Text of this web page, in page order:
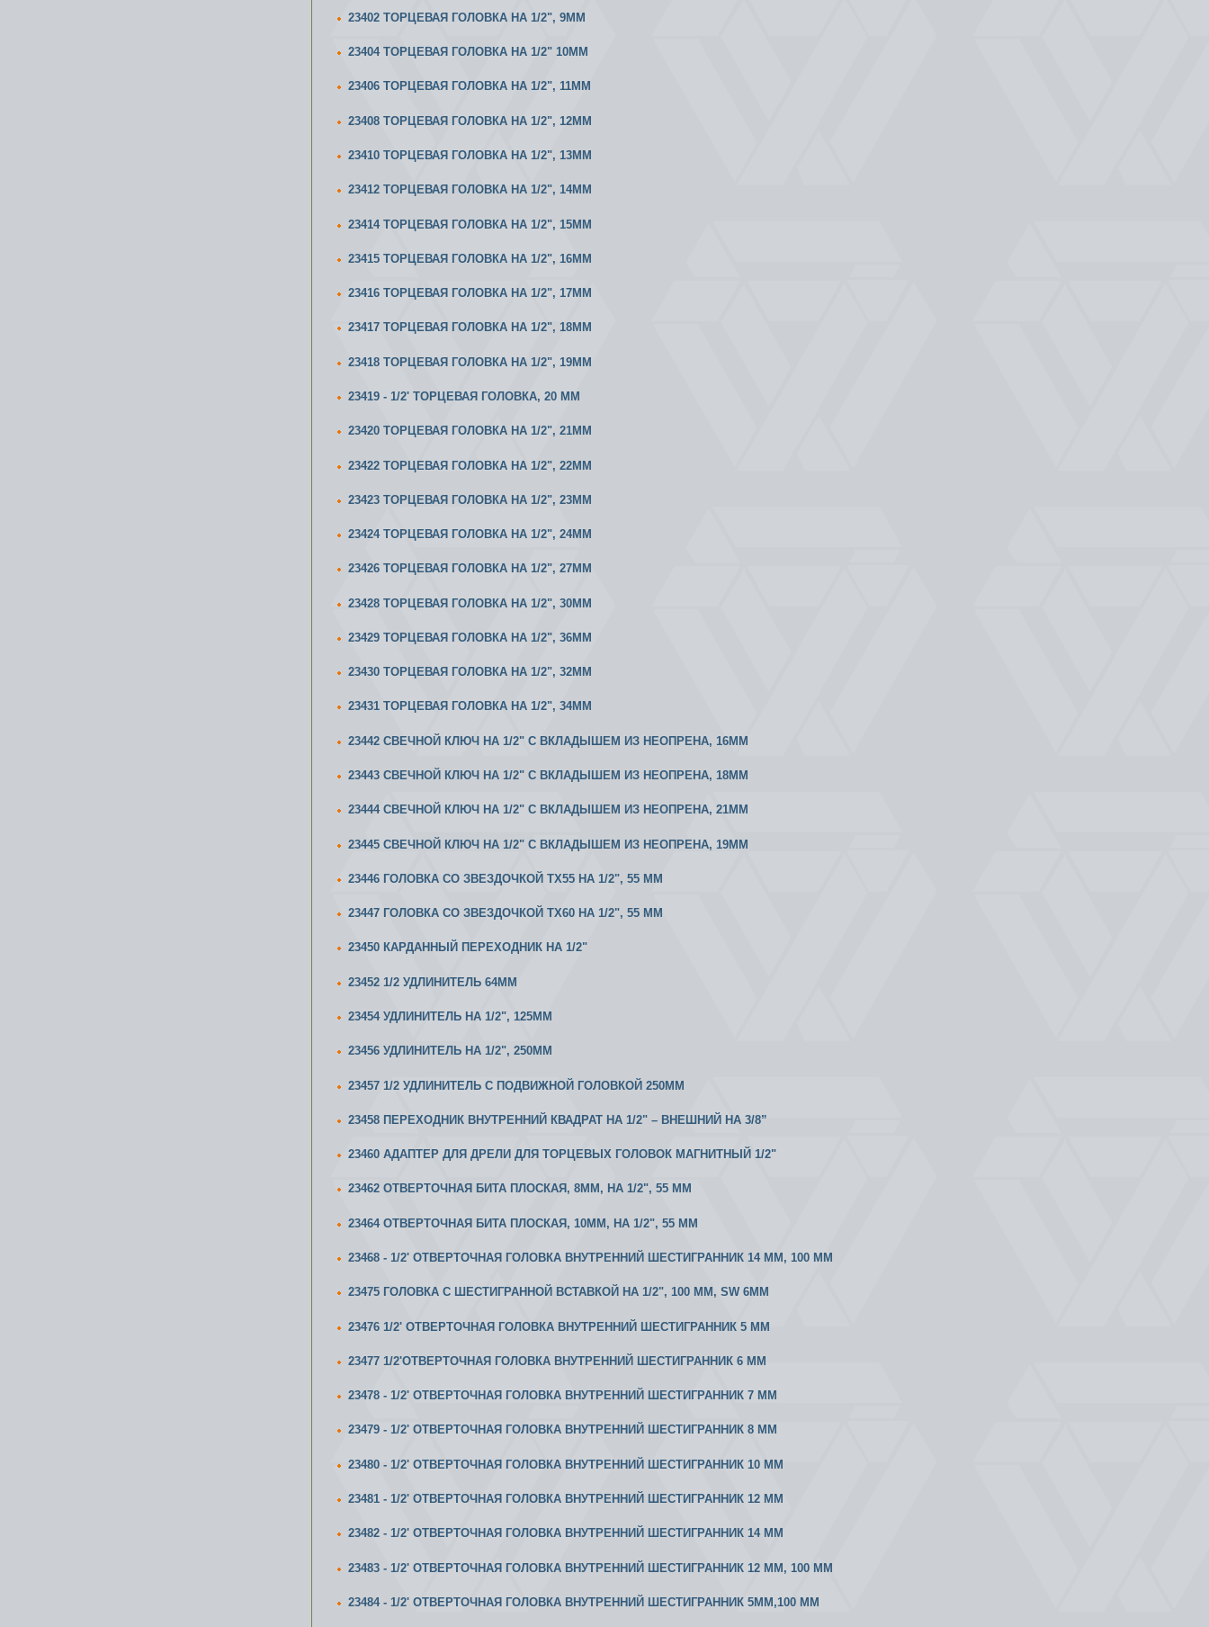
23402 ТОРЦЕВАЯ ГОЛОВКА НА 1/2", 9ММ
23404 ТОРЦЕВАЯ ГОЛОВКА НА 1/2" 10MM
23406 ТОРЦЕВАЯ ГОЛОВКА НА 1/2", 11MM
23408 ТОРЦЕВАЯ ГОЛОВКА НА 1/2", 12MM
23410 ТОРЦЕВАЯ ГОЛОВКА НА 1/2", 13MM
23412 ТОРЦЕВАЯ ГОЛОВКА НА 1/2", 14MM
23414 ТОРЦЕВАЯ ГОЛОВКА НА 1/2", 15MM
23415 ТОРЦЕВАЯ ГОЛОВКА НА 1/2", 16MM
23416 ТОРЦЕВАЯ ГОЛОВКА НА 1/2", 17MM
23417 ТОРЦЕВАЯ ГОЛОВКА НА 1/2", 18MM
23418 ТОРЦЕВАЯ ГОЛОВКА НА 1/2", 19MM
23419 - 1/2' ТОРЦЕВАЯ ГОЛОВКА, 20 ММ
23420 ТОРЦЕВАЯ ГОЛОВКА НА 1/2", 21MM
23422 ТОРЦЕВАЯ ГОЛОВКА НА 1/2", 22MM
23423 ТОРЦЕВАЯ ГОЛОВКА НА 1/2", 23MM
23424 ТОРЦЕВАЯ ГОЛОВКА НА 1/2", 24MM
23426 ТОРЦЕВАЯ ГОЛОВКА НА 1/2", 27MM
23428 ТОРЦЕВАЯ ГОЛОВКА НА 1/2", 30MM
23429 ТОРЦЕВАЯ ГОЛОВКА НА 1/2", 36MM
23430 ТОРЦЕВАЯ ГОЛОВКА НА 1/2", 32MM
23431 ТОРЦЕВАЯ ГОЛОВКА НА 1/2", 34MM
23442 СВЕЧНОЙ КЛЮЧ НА 1/2" С ВКЛАДЫШЕМ ИЗ НЕОПРЕНА, 16MM
23443 СВЕЧНОЙ КЛЮЧ НА 1/2" С ВКЛАДЫШЕМ ИЗ НЕОПРЕНА, 18MM
23444 СВЕЧНОЙ КЛЮЧ НА 1/2" С ВКЛАДЫШЕМ ИЗ НЕОПРЕНА, 21MM
23445 СВЕЧНОЙ КЛЮЧ НА 1/2" С ВКЛАДЫШЕМ ИЗ НЕОПРЕНА, 19MM
23446 ГОЛОВКА СО ЗВЕЗДОЧКОЙ ТХ55 НА 1/2", 55 ММ
23447 ГОЛОВКА СО ЗВЕЗДОЧКОЙ ТХ60 НА 1/2", 55 ММ
23450 КАРДАННЫЙ ПЕРЕХОДНИК НА 1/2"
23452 1/2 УДЛИНИТЕЛЬ 64ММ
23454 УДЛИНИТЕЛЬ НА 1/2", 125MM
23456 УДЛИНИТЕЛЬ НА 1/2", 250MM
23457 1/2 УДЛИНИТЕЛЬ С ПОДВИЖНОЙ ГОЛОВКОЙ 250ММ
23458 ПЕРЕХОДНИК ВНУТРЕННИЙ КВАДРАТ НА 1/2" – ВНЕШНИЙ НА 3/8”
23460 АДАПТЕР ДЛЯ ДРЕЛИ ДЛЯ ТОРЦЕВЫХ ГОЛОВОК МАГНИТНЫЙ 1/2"
23462 ОТВЕРТОЧНАЯ БИТА ПЛОСКАЯ, 8MM, НА 1/2", 55 ММ
23464 ОТВЕРТОЧНАЯ БИТА ПЛОСКАЯ, 10MM, НА 1/2", 55 ММ
23468 - 1/2' ОТВЕРТОЧНАЯ ГОЛОВКА ВНУТРЕННИЙ ШЕСТИГРАННИК 14 ММ, 100 ММ
23475 ГОЛОВКА С ШЕСТИГРАННОЙ ВСТАВКОЙ НА 1/2", 100 ММ, SW 6MM
23476 1/2' ОТВЕРТОЧНАЯ ГОЛОВКА ВНУТРЕННИЙ ШЕСТИГРАННИК 5 ММ
23477 1/2'ОТВЕРТОЧНАЯ ГОЛОВКА ВНУТРЕННИЙ ШЕСТИГРАННИК 6 ММ
23478 - 1/2' ОТВЕРТОЧНАЯ ГОЛОВКА ВНУТРЕННИЙ ШЕСТИГРАННИК 7 ММ
23479 - 1/2' ОТВЕРТОЧНАЯ ГОЛОВКА ВНУТРЕННИЙ ШЕСТИГРАННИК 8 ММ
23480 - 1/2' ОТВЕРТОЧНАЯ ГОЛОВКА ВНУТРЕННИЙ ШЕСТИГРАННИК 10 ММ
23481 - 1/2' ОТВЕРТОЧНАЯ ГОЛОВКА ВНУТРЕННИЙ ШЕСТИГРАННИК 12 ММ
23482 - 1/2' ОТВЕРТОЧНАЯ ГОЛОВКА ВНУТРЕННИЙ ШЕСТИГРАННИК 14 ММ
23483 - 1/2' ОТВЕРТОЧНАЯ ГОЛОВКА ВНУТРЕННИЙ ШЕСТИГРАННИК 12 ММ, 100 ММ
23484 - 1/2' ОТВЕРТОЧНАЯ ГОЛОВКА ВНУТРЕННИЙ ШЕСТИГРАННИК 5ММ,100 ММ